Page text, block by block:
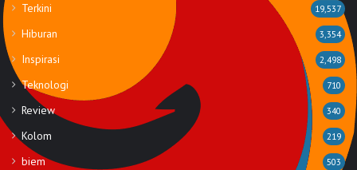
Terkini 19,537
Hiburan 3,354
Inspirasi 2,498
Teknologi 710
Review 340
Kolom 219
biem 503